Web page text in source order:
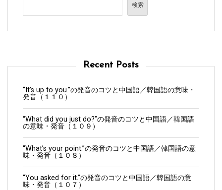
検索
Recent Posts
“It’s up to you.”の発音のコツと中国語／韓国語の意味・
発音（１１０）
“What did you just do?”の発音のコツと中国語／韓国語
の意味・発音（１０９）
“What’s your point.”の発音のコツと中国語／韓国語の意
味・発音（１０８）
“You asked for it.”の発音のコツと中国語／韓国語の意
味・発音（１０７）